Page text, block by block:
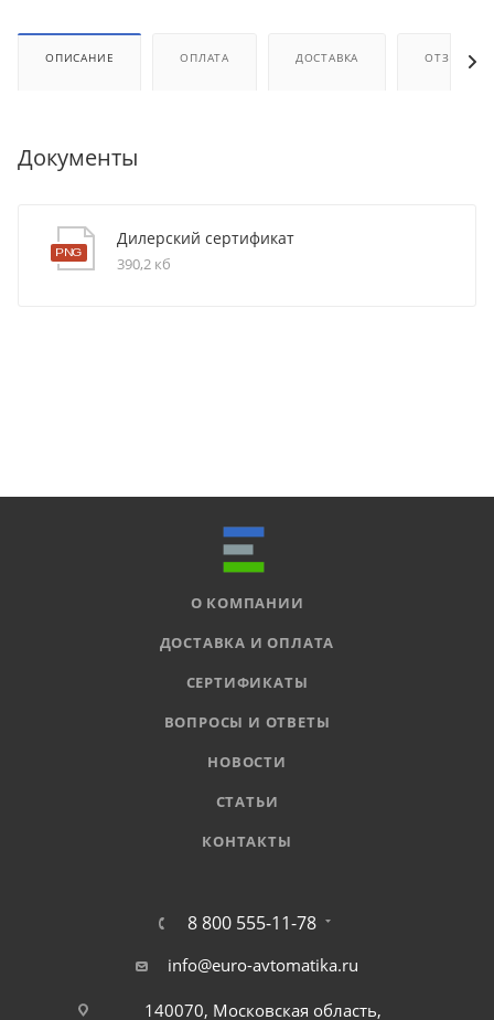
ОПИСАНИЕ ОПЛАТА ДОСТАВКА ОТЗЫВЫ
Документы
Дилерский сертификат
390,2 кб
О КОМПАНИИ
ДОСТАВКА И ОПЛАТА
СЕРТИФИКАТЫ
ВОПРОСЫ И ОТВЕТЫ
НОВОСТИ
СТАТЬИ
КОНТАКТЫ
8 800 555-11-78
info@euro-avtomatika.ru
140070, Московская область,